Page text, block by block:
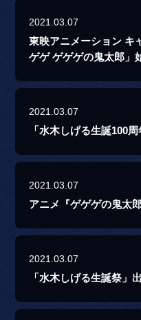
2021.03.07
東映アニメーション キ
ゲゲ ゲゲゲの鬼太郎」
2021.03.07
「水木しげる生誕100
2021.03.07
アニメ『ゲゲゲの鬼太
2021.03.07
「水木しげる生誕祭」